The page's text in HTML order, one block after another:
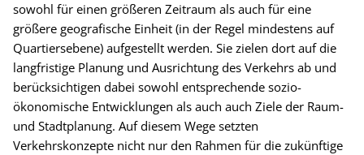
sowohl für einen größeren Zeitraum als auch für eine
größere geografische Einheit (in der Regel mindestens auf
Quartiersebene) aufgestellt werden. Sie zielen dort auf die
langfristige Planung und Ausrichtung des Verkehrs ab und
berücksichtigen dabei sowohl entsprechende sozio-
ökonomische Entwicklungen als auch auch Ziele der Raum-
und Stadtplanung. Auf diesem Wege setzten
Verkehrskonzepte nicht nur den Rahmen für die zukünftige